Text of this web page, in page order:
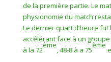
de la première partie. Le
physionomie du match
Le dernier quart d’heure
accélérant face à un
à la 72
ème
, 48-8 à a 75
ème